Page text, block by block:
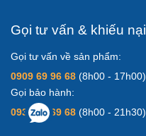
Gọi tư vấn & khiếu nại
Gọi tư vấn về sản phẩm:
0909 69 96 68 (8h00 - 17h00)
Gọi bảo hành:
0931 83 69 68 (8h00 - 21h30)